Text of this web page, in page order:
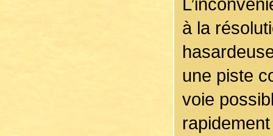
à la
une piste
voie